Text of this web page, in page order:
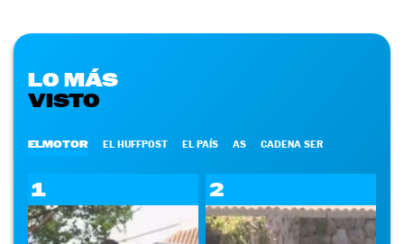
LO MÁS
VISTO
ELMOTOR EL HUFFPOST EL PAÍS AS CADENA SER
1 2